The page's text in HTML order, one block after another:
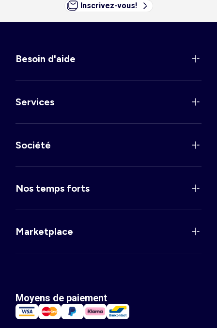
Inscrivez-vous!
Besoin d'aide
Services
Société
Nos temps forts
Marketplace
Moyens de paiement